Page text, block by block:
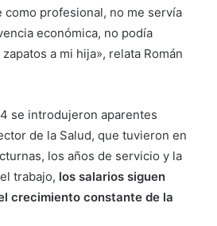
como profesional, no me servía
económica, no podía
a mi hija», relata Román
se introdujeron aparentes
de la Salud, que tuvieron en
los años de servicio y la
trabajo, los salarios siguen
crecimiento constante de la